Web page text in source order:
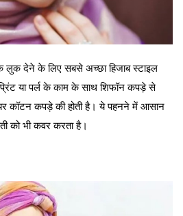
देने के लिए सबसे अच्छा हिजाब स्टाइल
या पर्ल के काम के साथ शिफॉन कपड़े से
कॉटन कपड़े की होती है। ये पहनने में आसान
को भी कवर करता है।